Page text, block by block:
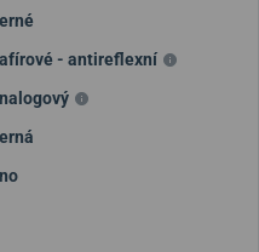
- antireflexní